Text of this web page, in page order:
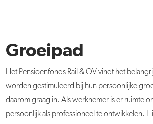
Groeipad
Het Pensioenfonds Rail & OV vindt het
worden gestimuleerd bij hun persoonlijke
daarom graag in. Als werknemer is er ruimte
persoonlijk als professioneel te ontwikkelen.